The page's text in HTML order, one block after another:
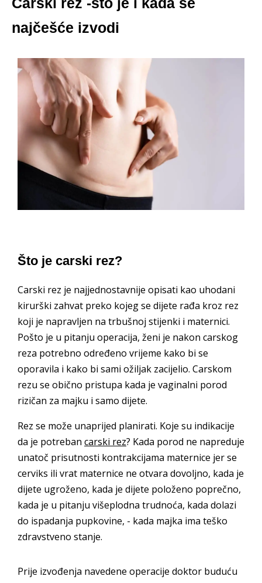
najčešće izvodi
Što je carski rez?
Carski rez je najjednostavnije opisati kao uhodani
kirurški zahvat preko kojeg se dijete rađa kroz rez
koji je napravljen na trbušnoj stijenki i maternici.
Pošto je u pitanju operacija, ženi je nakon carskog
reza potrebno određeno vrijeme kako bi se
oporavila i kako bi sami ožiljak zacijelio. Carskom
rezu se obično pristupa kada je vaginalni porod
rizičan za majku i samo dijete.
Rez se može unaprijed planirati. Koje su indikacije
da je potreban carski rez? Kada porod ne napreduje
unatoč prisutnosti kontrakcijama maternice jer se
cerviks ili vrat maternice ne otvara dovoljno, kada je
dijete ugroženo, kada je dijete položeno poprečno,
kada je u pitanju višeplodna trudnoća, kada dolazi
do ispadanja pupkovine, - kada majka ima teško
zdravstveno stanje.
Prije izvođenja navedene operacije doktor buduću